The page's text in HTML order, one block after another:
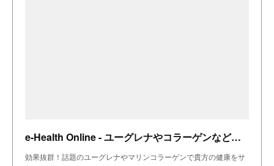
e-Health Online - ユーグレナやコラーゲンなど本格サプリで健康をサポート on the BASE
効果抜群！話題のユーグレナやマリンコラーゲンで貴方の健康をサ